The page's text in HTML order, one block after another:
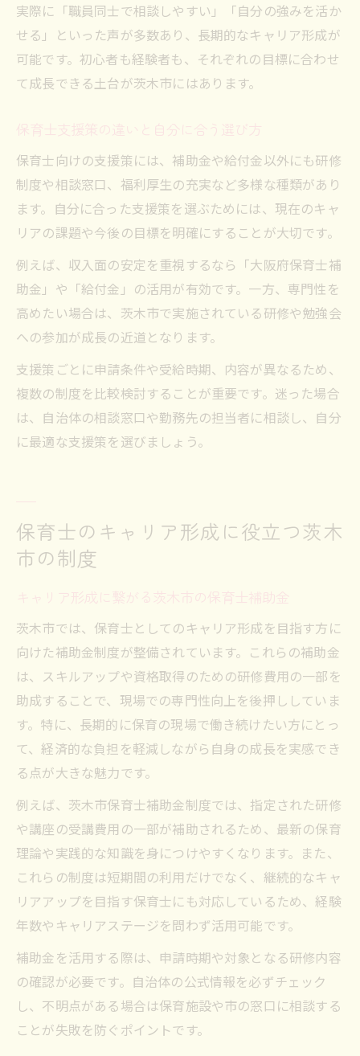
実際に「職員同士で相談しやすい」「自分の強みを活か
せる」といった声が多数あり、長期的なキャリア形成が
可能です。初心者も経験者も、それぞれの目標に合わせ
て成長できる土台が茨木市にはあります。
保育士支援策の違いと自分に合う選び方
保育士向けの支援策には、補助金や給付金以外にも研修
制度や相談窓口、福利厚生の充実など多様な種類があり
ます。自分に合った支援策を選ぶためには、現在のキャ
リアの課題や今後の目標を明確にすることが大切です。
例えば、収入面の安定を重視するなら「大阪府保育士補
助金」や「給付金」の活用が有効です。一方、専門性を
高めたい場合は、茨木市で実施されている研修や勉強会
への参加が成長の近道となります。
支援策ごとに申請条件や受給時期、内容が異なるため、
複数の制度を比較検討することが重要です。迷った場合
は、自治体の相談窓口や勤務先の担当者に相談し、自分
に最適な支援策を選びましょう。
保育士のキャリア形成に役立つ茨木
市の制度
キャリア形成に繋がる茨木市の保育士補助金
茨木市では、保育士としてのキャリア形成を目指す方に
向けた補助金制度が整備されています。これらの補助金
は、スキルアップや資格取得のための研修費用の一部を
助成することで、現場での専門性向上を後押ししていま
す。特に、長期的に保育の現場で働き続けたい方にとっ
て、経済的な負担を軽減しながら自身の成長を実感でき
る点が大きな魅力です。
例えば、茨木市保育士補助金制度では、指定された研修
や講座の受講費用の一部が補助されるため、最新の保育
理論や実践的な知識を身につけやすくなります。また、
これらの制度は短期間の利用だけでなく、継続的なキャ
リアアップを目指す保育士にも対応しているため、経験
年数やキャリアステージを問わず活用可能です。
補助金を活用する際は、申請時期や対象となる研修内容
の確認が必要です。自治体の公式情報を必ずチェック
し、不明点がある場合は保育施設や市の窓口に相談する
ことが失敗を防ぐポイントです。